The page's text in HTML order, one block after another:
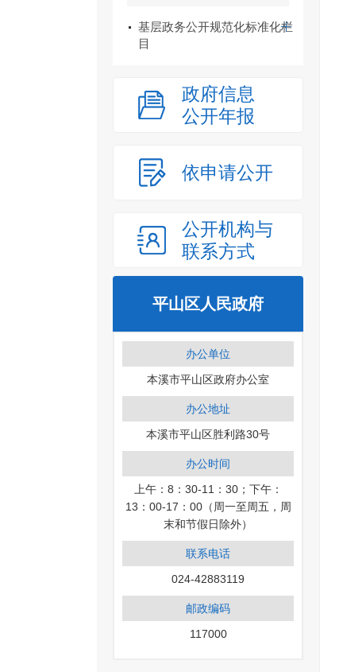
基层政务公开规范化标准化栏
目
政府信息
公开年报
依申请公开
公开机构与
联系方式
平山区人民政府
办公单位
本溪市平山区政府办公室
办公地址
本溪市平山区胜利路30号
办公时间
上午：8：30-11：30；下午：
13：00-17：00（周一至周五，周
末和节假日除外）
联系电话
024-42883119
邮政编码
117000